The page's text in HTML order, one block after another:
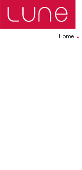
Home ■